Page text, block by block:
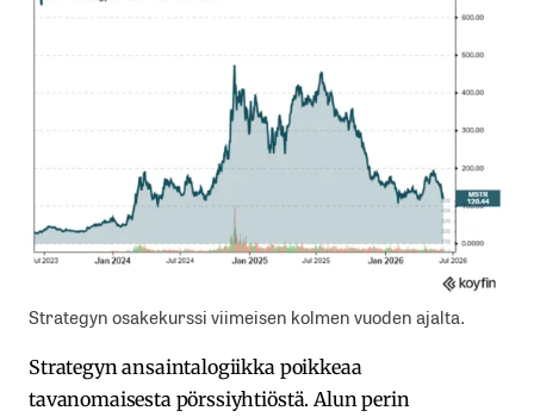
Strategyn osakekurssi viimeisen kolmen vuoden ajalta.
Strategyn ansaintalogiikka poikkeaa
tavanomaisesta pörssiyhtiöstä. Alun perin